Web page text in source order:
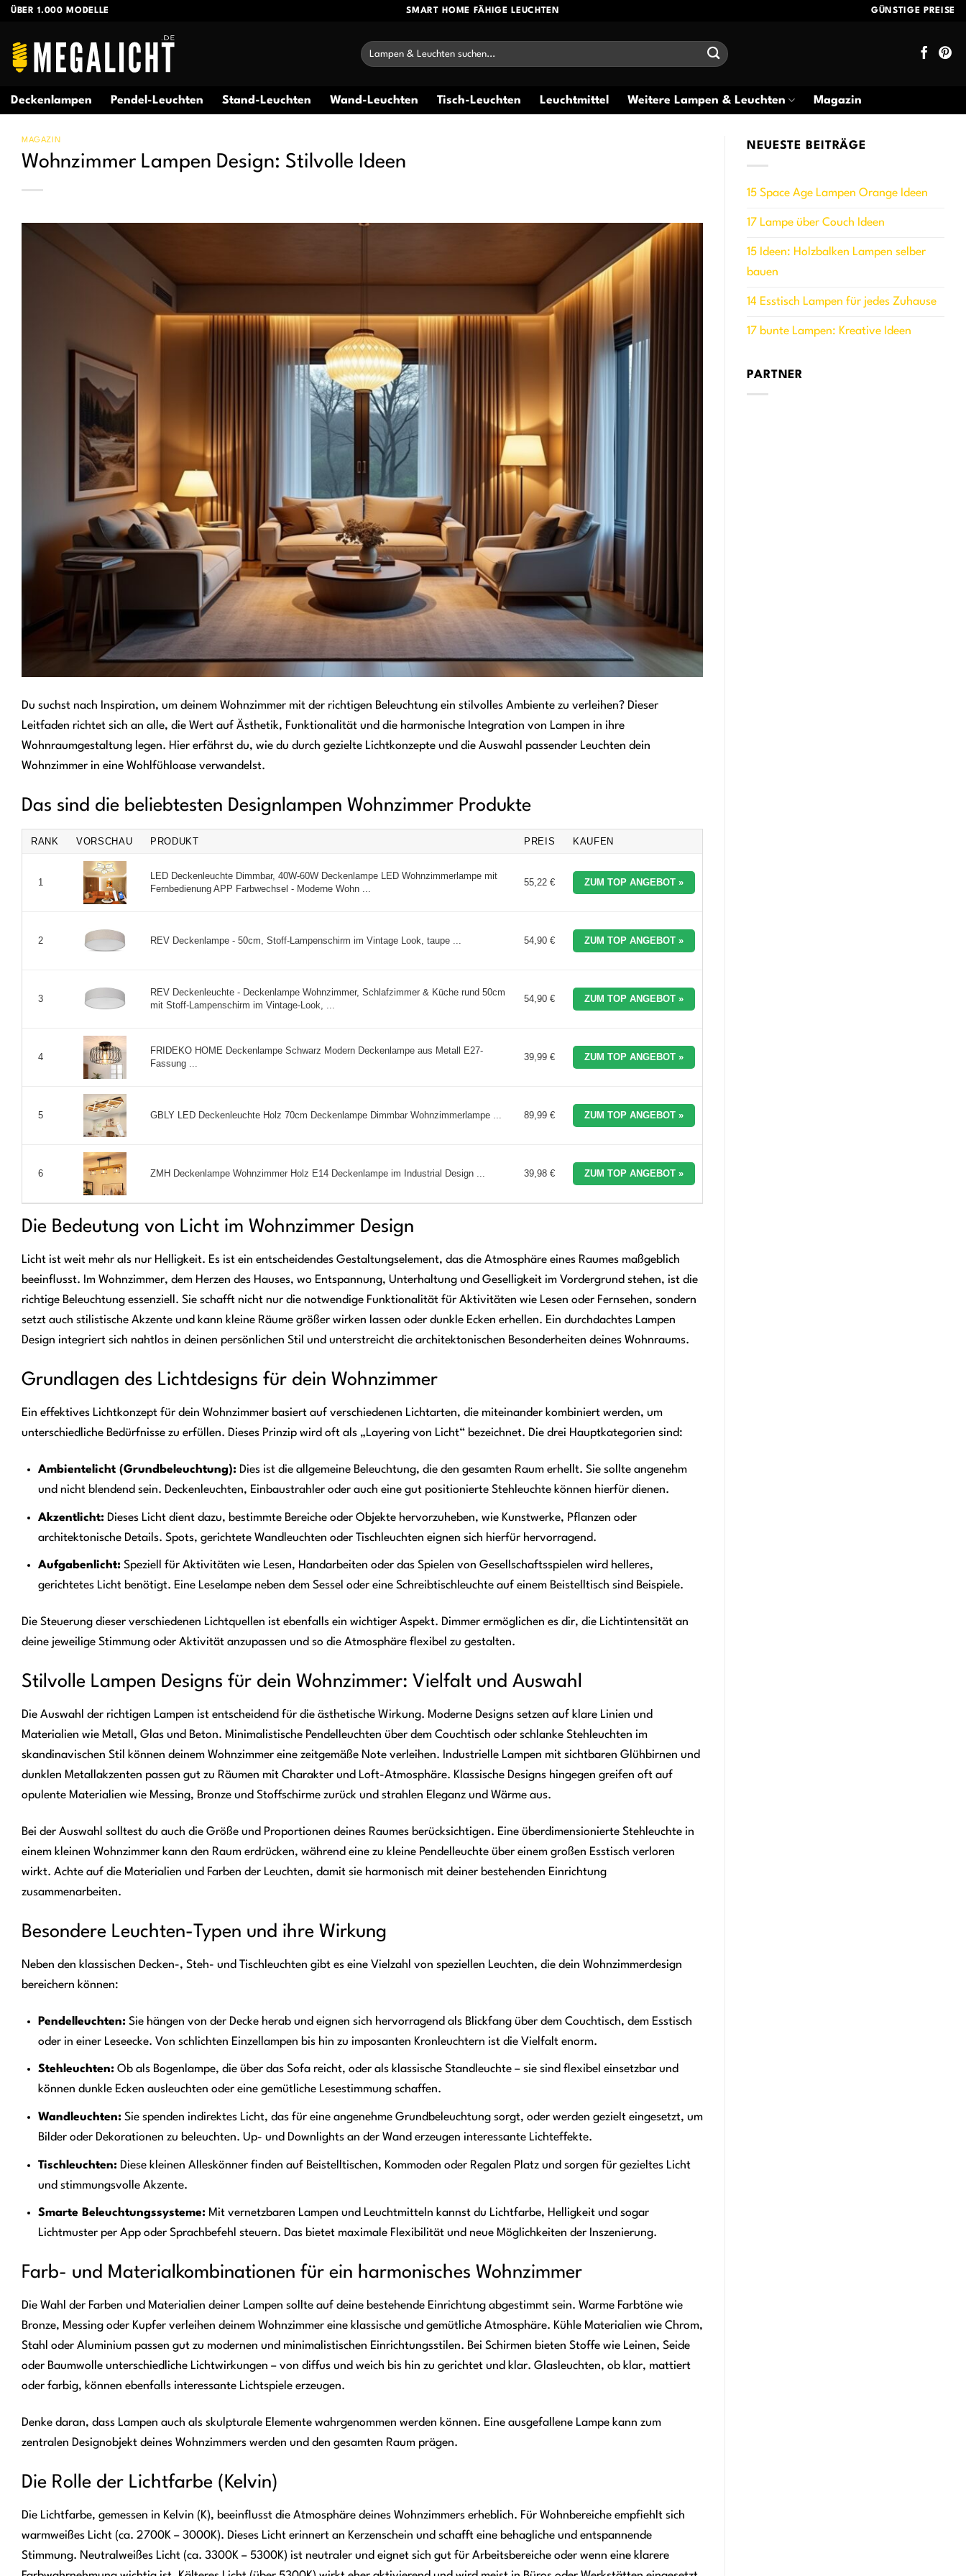
Zum
springen
ÜBER 1.000 MODELLE SMART HOME FÄHIGE LEUCHTEN GÜNSTIGE PREISE
Suchen
nach:
Deckenlampen Pendel-Leuchten Stand-Leuchten Wand-Leuchten Tisch-Leuchten Leuchtmittel Weitere Lampen & Leuchten Magazin
MAGAZIN
Wohnzimmer Lampen Design: Stilvolle Ideen
Du suchst nach Inspiration, um deinem Wohnzimmer mit der richtigen Beleuchtung ein stilvolles Ambiente zu verleihen? Dieser
Leitfaden richtet sich an alle, die Wert auf Ästhetik, Funktionalität und die harmonische Integration von Lampen in ihre
Wohnraumgestaltung legen. Hier erfährst du, wie du durch gezielte Lichtkonzepte und die Auswahl passender Leuchten dein
Wohnzimmer in eine Wohlfühloase verwandelst.
Das sind die beliebtesten Designlampen Wohnzimmer Produkte
RANK VORSCHAU PRODUKT PREIS KAUFEN
1
LED Deckenleuchte Dimmbar, 40W-60W Deckenlampe LED Wohnzimmerlampe mit
Fernbedienung APP Farbwechsel - Moderne Wohn ...
55,22 € ZUM TOP ANGEBOT »
2 REV Deckenlampe - 50cm, Stoff-Lampenschirm im Vintage Look, taupe ... 54,90 € ZUM TOP ANGEBOT »
3
REV Deckenleuchte - Deckenlampe Wohnzimmer, Schlafzimmer & Küche rund 50cm
mit Stoff-Lampenschirm im Vintage-Look, ...
54,90 € ZUM TOP ANGEBOT »
4
FRIDEKO HOME Deckenlampe Schwarz Modern Deckenlampe aus Metall E27-
Fassung ...
39,99 € ZUM TOP ANGEBOT »
5 GBLY LED Deckenleuchte Holz 70cm Deckenlampe Dimmbar Wohnzimmerlampe ... 89,99 € ZUM TOP ANGEBOT »
6 ZMH Deckenlampe Wohnzimmer Holz E14 Deckenlampe im Industrial Design ... 39,98 € ZUM TOP ANGEBOT »
Die Bedeutung von Licht im Wohnzimmer Design
Licht ist weit mehr als nur Helligkeit. Es ist ein entscheidendes Gestaltungselement, das die Atmosphäre eines Raumes maßgeblich
beeinflusst. Im Wohnzimmer, dem Herzen des Hauses, wo Entspannung, Unterhaltung und Geselligkeit im Vordergrund stehen, ist die
richtige Beleuchtung essenziell. Sie schafft nicht nur die notwendige Funktionalität für Aktivitäten wie Lesen oder Fernsehen, sondern
setzt auch stilistische Akzente und kann kleine Räume größer wirken lassen oder dunkle Ecken erhellen. Ein durchdachtes Lampen
Design integriert sich nahtlos in deinen persönlichen Stil und unterstreicht die architektonischen Besonderheiten deines Wohnraums.
Grundlagen des Lichtdesigns für dein Wohnzimmer
Ein effektives Lichtkonzept für dein Wohnzimmer basiert auf verschiedenen Lichtarten, die miteinander kombiniert werden, um
unterschiedliche Bedürfnisse zu erfüllen. Dieses Prinzip wird oft als „Layering von Licht“ bezeichnet. Die drei Hauptkategorien sind:
Ambientelicht (Grundbeleuchtung): Dies ist die allgemeine Beleuchtung, die den gesamten Raum erhellt. Sie sollte angenehm
und nicht blendend sein. Deckenleuchten, Einbaustrahler oder auch eine gut positionierte Stehleuchte können hierfür dienen.
Akzentlicht: Dieses Licht dient dazu, bestimmte Bereiche oder Objekte hervorzuheben, wie Kunstwerke, Pflanzen oder
architektonische Details. Spots, gerichtete Wandleuchten oder Tischleuchten eignen sich hierfür hervorragend.
Aufgabenlicht: Speziell für Aktivitäten wie Lesen, Handarbeiten oder das Spielen von Gesellschaftsspielen wird helleres,
gerichtetes Licht benötigt. Eine Leselampe neben dem Sessel oder eine Schreibtischleuchte auf einem Beistelltisch sind Beispiele.
Die Steuerung dieser verschiedenen Lichtquellen ist ebenfalls ein wichtiger Aspekt. Dimmer ermöglichen es dir, die Lichtintensität an
deine jeweilige Stimmung oder Aktivität anzupassen und so die Atmosphäre flexibel zu gestalten.
Stilvolle Lampen Designs für dein Wohnzimmer: Vielfalt und Auswahl
Die Auswahl der richtigen Lampen ist entscheidend für die ästhetische Wirkung. Moderne Designs setzen auf klare Linien und
Materialien wie Metall, Glas und Beton. Minimalistische Pendelleuchten über dem Couchtisch oder schlanke Stehleuchten im
skandinavischen Stil können deinem Wohnzimmer eine zeitgemäße Note verleihen. Industrielle Lampen mit sichtbaren Glühbirnen und
dunklen Metallakzenten passen gut zu Räumen mit Charakter und Loft-Atmosphäre. Klassische Designs hingegen greifen oft auf
opulente Materialien wie Messing, Bronze und Stoffschirme zurück und strahlen Eleganz und Wärme aus.
Bei der Auswahl solltest du auch die Größe und Proportionen deines Raumes berücksichtigen. Eine überdimensionierte Stehleuchte in
einem kleinen Wohnzimmer kann den Raum erdrücken, während eine zu kleine Pendelleuchte über einem großen Esstisch verloren
wirkt. Achte auf die Materialien und Farben der Leuchten, damit sie harmonisch mit deiner bestehenden Einrichtung
zusammenarbeiten.
Besondere Leuchten-Typen und ihre Wirkung
Neben den klassischen Decken-, Steh- und Tischleuchten gibt es eine Vielzahl von speziellen Leuchten, die dein Wohnzimmerdesign
bereichern können:
Pendelleuchten: Sie hängen von der Decke herab und eignen sich hervorragend als Blickfang über dem Couchtisch, dem Esstisch
oder in einer Leseecke. Von schlichten Einzellampen bis hin zu imposanten Kronleuchtern ist die Vielfalt enorm.
Stehleuchten: Ob als Bogenlampe, die über das Sofa reicht, oder als klassische Standleuchte – sie sind flexibel einsetzbar und
können dunkle Ecken ausleuchten oder eine gemütliche Lesestimmung schaffen.
Wandleuchten: Sie spenden indirektes Licht, das für eine angenehme Grundbeleuchtung sorgt, oder werden gezielt eingesetzt, um
Bilder oder Dekorationen zu beleuchten. Up- und Downlights an der Wand erzeugen interessante Lichteffekte.
Tischleuchten: Diese kleinen Alleskönner finden auf Beistelltischen, Kommoden oder Regalen Platz und sorgen für gezieltes Licht
und stimmungsvolle Akzente.
Smarte Beleuchtungssysteme: Mit vernetzbaren Lampen und Leuchtmitteln kannst du Lichtfarbe, Helligkeit und sogar
Lichtmuster per App oder Sprachbefehl steuern. Das bietet maximale Flexibilität und neue Möglichkeiten der Inszenierung.
Farb- und Materialkombinationen für ein harmonisches Wohnzimmer
Die Wahl der Farben und Materialien deiner Lampen sollte auf deine bestehende Einrichtung abgestimmt sein. Warme Farbtöne wie
Bronze, Messing oder Kupfer verleihen deinem Wohnzimmer eine klassische und gemütliche Atmosphäre. Kühle Materialien wie Chrom,
Stahl oder Aluminium passen gut zu modernen und minimalistischen Einrichtungsstilen. Bei Schirmen bieten Stoffe wie Leinen, Seide
oder Baumwolle unterschiedliche Lichtwirkungen – von diffus und weich bis hin zu gerichtet und klar. Glasleuchten, ob klar, mattiert
oder farbig, können ebenfalls interessante Lichtspiele erzeugen.
Denke daran, dass Lampen auch als skulpturale Elemente wahrgenommen werden können. Eine ausgefallene Lampe kann zum
zentralen Designobjekt deines Wohnzimmers werden und den gesamten Raum prägen.
Die Rolle der Lichtfarbe (Kelvin)
Die Lichtfarbe, gemessen in Kelvin (K), beeinflusst die Atmosphäre deines Wohnzimmers erheblich. Für Wohnbereiche empfiehlt sich
warmweißes Licht (ca. 2700K – 3000K). Dieses Licht erinnert an Kerzenschein und schafft eine behagliche und entspannende
Stimmung. Neutralweißes Licht (ca. 3300K – 5300K) ist neutraler und eignet sich gut für Arbeitsbereiche oder wenn eine klarere
NEUESTE BEITRÄGE
15 Space Age Lampen Orange Ideen
17 Lampe über Couch Ideen
15 Ideen: Holzbalken Lampen selber
bauen
14 Esstisch Lampen für jedes Zuhause
17 bunte Lampen: Kreative Ideen
PARTNER